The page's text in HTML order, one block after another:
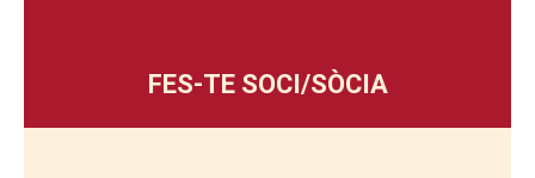
FES-TE SOCI/SÒCIA